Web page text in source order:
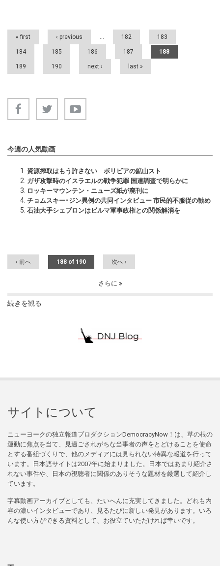
Pages
« first ‹ previous … 182 183
184 185 186 187 188
189 190 next › last »
今週の人気動画
資源搾取はもう許さない ボリビアの鉱山スト
ガザ攻撃時のイスラエルの戦争犯罪 国連調査で明らかに
ロッキーマウンテン・ニューズ紙が廃刊に
チョムスキー･ジン異例の共同インタビュー 市民的不服従の勧め
石油大手シェブロンはビルマ軍事政権との関係解消を
‹ 前へ 188 of 190 次へ ›
さらに
続きを観る
サイトについて
ニューヨークの独立報道プロダクションDemocracyNow！は、草の根の
運動に焦点を当て、見過ごされがちな当事者の声をとどけることを使命
とする番組づくりで、他のメディアには見られない特異な報道を行って
います。日本語サイトは2007年に始まりました。日本ではあまり紹介さ
れない事件や、日本の視聴者に関係のありそうな題材を厳選して紹介し
ています。
字幕動画アーカイブとしても、たいへんに充実してきました。どれも内
容の濃いインタビューであり、見るたびに新しい発見があります。いろ
んな使い方ができる資料として、お役立ていただければ幸いです。